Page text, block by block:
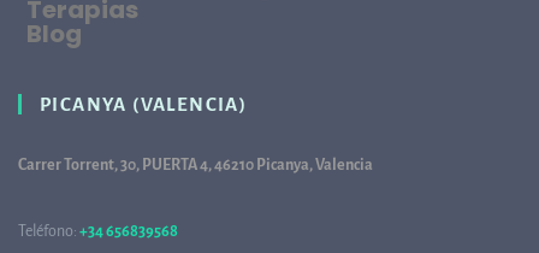
Terapias
Blog
PICANYA (VALENCIA)
Carrer Torrent, 30, PUERTA 4, 46210 Picanya, Valencia
Teléfono: +34 656839568